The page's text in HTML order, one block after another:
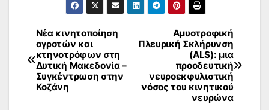
Πλοήγηση
άρθρων
Αμυοτροφική
Πλευρική Σκλήρυνση
(ALS): μια
προοδευτική
νευροεκφυλιστική
νόσος του κινητικού
νευρώνα
Νέα κινητοποίηση
αγροτών και
κτηνοτρόφων στη
Δυτική Μακεδονία –
Συγκέντρωση στην
Κοζάνη